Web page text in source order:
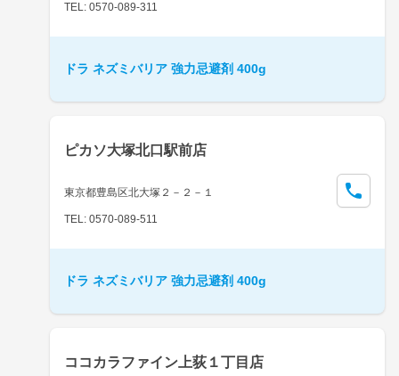
TEL: 0570-089-311
ドラ ネズミバリア 強力忌避剤 400g
ピカソ大塚北口駅前店
東京都豊島区北大塚２－２－１
TEL: 0570-089-511
ドラ ネズミバリア 強力忌避剤 400g
ココカラファイン上荻１丁目店